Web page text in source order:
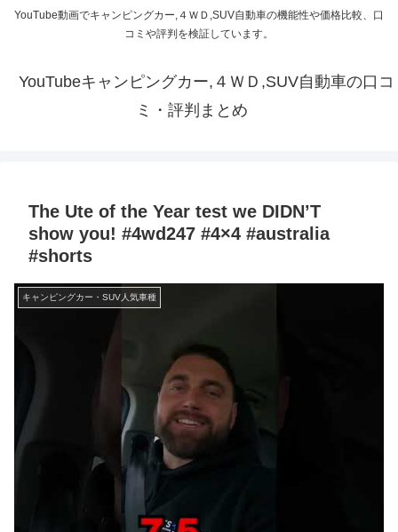
YouTube動画でキャンピングカー,４ＷＤ,SUV自動車の機能性や価格比較、口
コミや評判を検証しています。
YouTubeキャンピングカー,４ＷＤ,SUV自動車の口コ
ミ・評判まとめ
The Ute of the Year test we DIDN’T
show you! #4wd247 #4×4 #australia
#shorts
キャンピングカー・SUV人気車種